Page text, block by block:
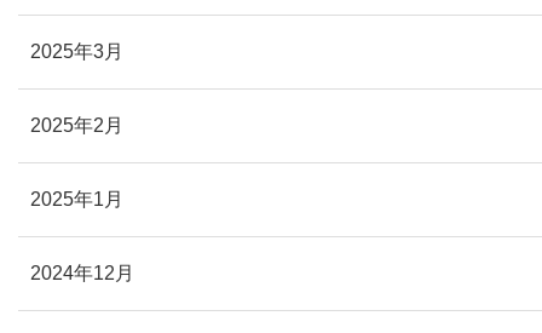
2025年3月
2025年2月
2025年1月
2024年12月